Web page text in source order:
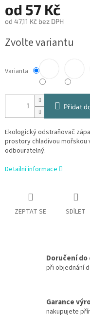
od 57 Kč
od 47,11 Kč bez DPH
cena:
Zvolte variantu
Varianta
Přidat
Ekologický odstraňovač
prostory chladivou mořskou
odbouratelný.
Detailní informace
ZEPTAT SE SDÍLET
Doručení
při objednání
Garance
nakupujete